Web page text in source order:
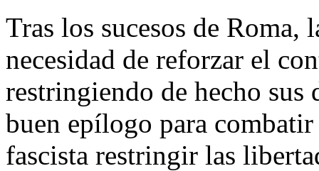
Tras los sucesos de Roma,
necesidad de reforzar el
restringiendo de hecho sus
buen epílogo para
fascista restringir las